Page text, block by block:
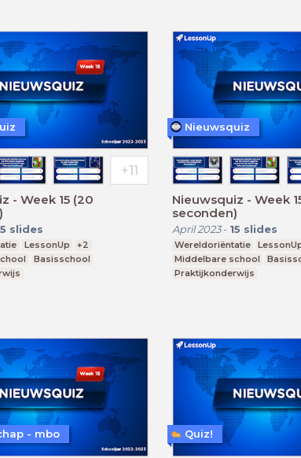
Week 15 (20
slides
LessonUp
+2
Basisschool
Nieuwsquiz - Week 15
seconden)
April 2023- 15 slides
Wereldoriëntatie
Middelbare school
Praktijkonderwijs
Nieuwsquiz
- mbo Quiz!